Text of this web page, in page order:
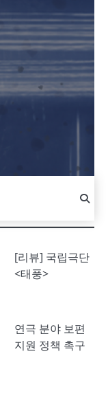
[리뷰] 국립극단
<태풍>
연극 분야 보편
지원 정책 촉구